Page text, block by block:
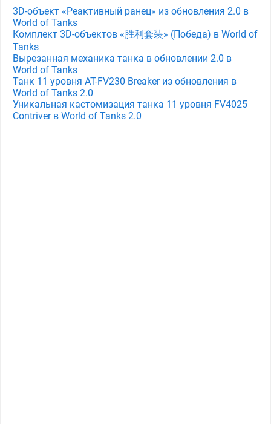
3D-объект «Реактивный ранец» из обновления 2.0 в
World of Tanks
Комплект 3D-объектов «胜利套装» (Победа) в World of
Tanks
Вырезанная механика танка в обновлении 2.0 в
World of Tanks
Танк 11 уровня AT-FV230 Breaker из обновления в
World of Tanks 2.0
Уникальная кастомизация танка 11 уровня FV4025
Contriver в World of Tanks 2.0